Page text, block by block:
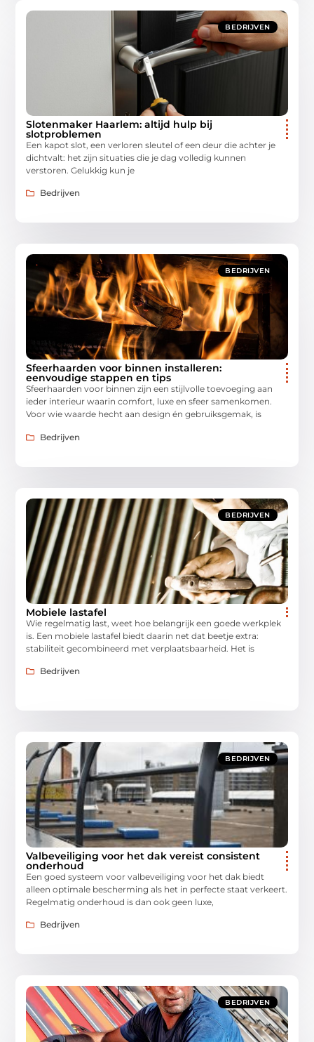
BEDRIJVEN
Slotenmaker Haarlem: altijd hulp bij
slotproblemen
Een kapot slot, een verloren sleutel of een deur die achter je
dichtvalt: het zijn situaties die je dag volledig kunnen
verstoren. Gelukkig kun je
Bedrijven
BEDRIJVEN
Sfeerhaarden voor binnen installeren:
eenvoudige stappen en tips
Sfeerhaarden voor binnen zijn een stijlvolle toevoeging aan
ieder interieur waarin comfort, luxe en sfeer samenkomen.
Voor wie waarde hecht aan design én gebruiksgemak, is
Bedrijven
BEDRIJVEN
Mobiele lastafel
Wie regelmatig last, weet hoe belangrijk een goede werkplek
is. Een mobiele lastafel biedt daarin net dat beetje extra:
stabiliteit gecombineerd met verplaatsbaarheid. Het is
Bedrijven
BEDRIJVEN
Valbeveiliging voor het dak vereist consistent
onderhoud
Een goed systeem voor valbeveiliging voor het dak biedt
alleen optimale bescherming als het in perfecte staat verkeert.
Regelmatig onderhoud is dan ook geen luxe,
Bedrijven
BEDRIJVEN